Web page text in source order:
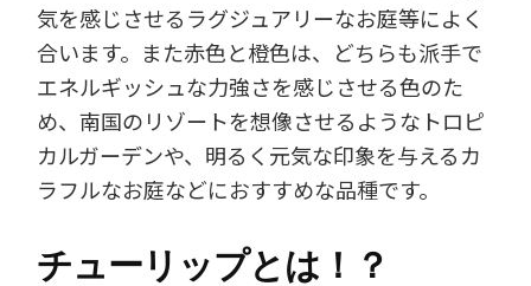
気を感じさせるラグジュアリーなお庭等によく
合います。また赤色と橙色は、どちらも派手で
エネルギッシュな力強さを感じさせる色のた
め、南国のリゾートを想像させるようなトロピ
カルガーデンや、明るく元気な印象を与えるカ
ラフルなお庭などにおすすめな品種です。
チューリップとは！？